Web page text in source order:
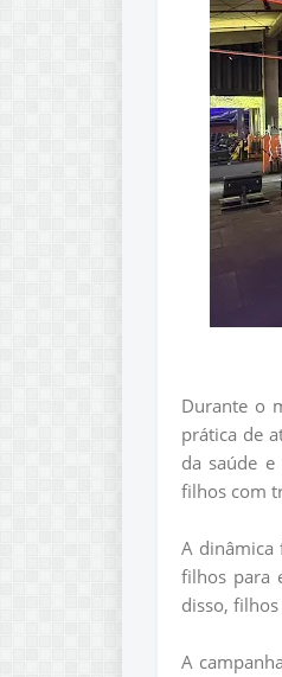
Durante o
prática de
da saúde
filhos com
A dinâmica
filhos para
disso,
A